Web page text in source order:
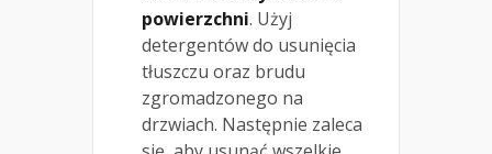
powierzchni. Użyj
detergentów do usunięcia
tłuszczu oraz brudu
zgromadzonego na
drzwiach. Następnie zaleca